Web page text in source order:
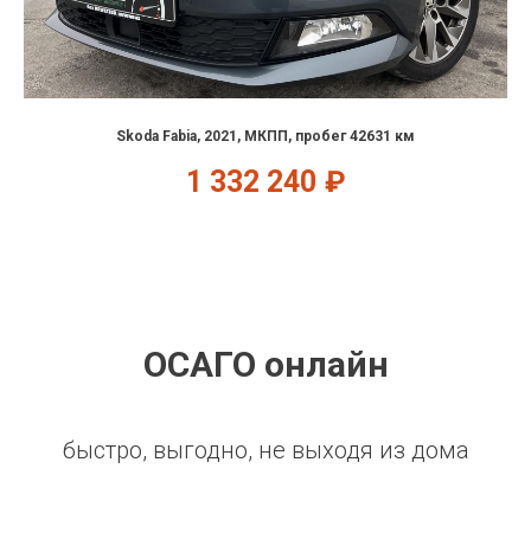
Skoda Fabia, 2021, МКПП, пробег 42631 км
1 332 240 ₽
ОСАГО онлайн
быстро, выгодно, не выходя из дома